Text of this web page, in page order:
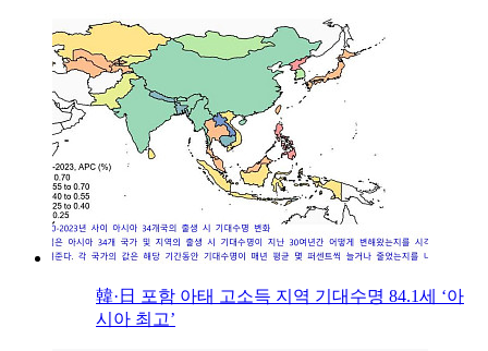
韓·日 포함 아태 고소득 지역 기대수명 84.1세 ‘아
시아 최고’